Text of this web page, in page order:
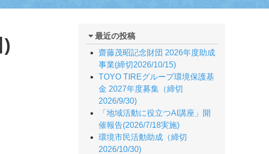
)
最近の投稿
齋藤茂昭記念財団 2026年度助成
事業(締切2026/10/15)
TOYO TIREグループ環境保護基
金 2027年度募集（締切
2026/9/30)
「地域活動に役立つAI講座」開
催報告(2026/7/18実施)
環境市民活動助成（締切
2026/10/30)